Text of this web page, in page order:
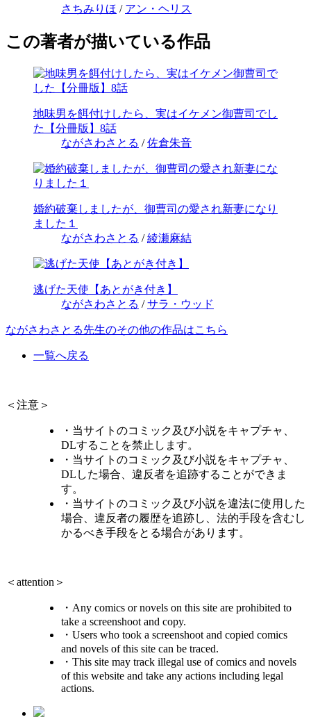
さちみりほ / アン・ヘリス
この著者が描いている作品
地味男を餌付けしたら、実はイケメン御曹司でし
た【分冊版】8話
ながさわさとる /佐倉朱音
婚約破棄しましたが、御曹司の愛され新妻になり
ました１
ながさわさとる /綾瀬麻結
逃げた天使【あとがき付き】
ながさわさとる /サラ・ウッド
ながさわさとる先生のその他の作品はこちら
一覧へ戻る
＜注意＞
・当サイトのコミック及び小説をキャプチャ、
DLすることを禁止します。
・当サイトのコミック及び小説をキャプチャ、
DLした場合、違反者を追跡することができま
す。
・当サイトのコミック及び小説を違法に使用した
場合、違反者の履歴を追跡し、法的手段を含むし
かるべき手段をとる場合があります。
＜attention＞
・Any comics or novels on this site are prohibited to
take a screenshoot and copy.
・Users who took a screenshoot and copied comics
and novels of this site can be traced.
・This site may track illegal use of comics and novels
of this website and take any actions including legal
actions.